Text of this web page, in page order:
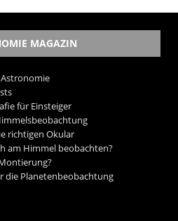
MAGAZIN
für Einsteiger
richtigen Okular
am Himmel beobachten?
die Planetenbeobachtung